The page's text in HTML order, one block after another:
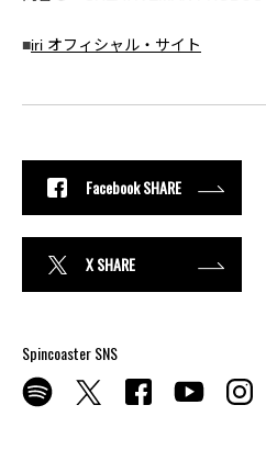
■iri オフィシャル・サイト
Facebook SHARE
X SHARE
Spincoaster SNS